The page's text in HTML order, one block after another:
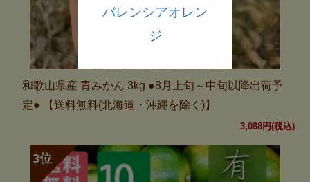
和歌山県産 青みかん 3kg ●8月上旬～中旬以降出荷予
定● 【送料無料(北海道・沖縄を除く)】
3,088円(税込)
バレンシアオレン
ジ